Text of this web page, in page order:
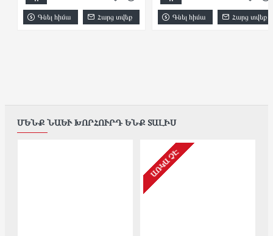
Գնել հիմա Հարց տվեք Գնել հիմա Հարց տվեք
ՄԵՆՔ ՆԱԵՒ ԽՈՐՀՈՒՐԴ ԵՆՔ ՏԱԼԻՍ
ԱՌԿԱ ՉԷ